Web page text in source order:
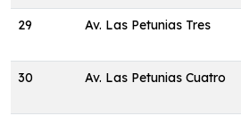
29 Av. Las Petunias Tres
30 Av. Las Petunias Cuatro